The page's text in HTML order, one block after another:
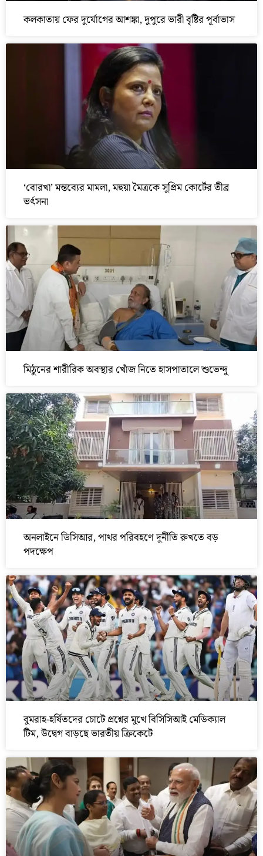
কলকাতায় ফের দুর্যোগের আশঙ্কা, দুপুরে ভারী বৃষ্টির পূর্বাভাস
‘বোরখা’ মন্তব্যের মামলা, মহুয়া মৈত্রকে সুপ্রিম কোর্টের তীব্র
ভর্ৎসনা
মিঠুনের শারীরিক অবস্থার খোঁজ নিতে হাসপাতালে শুভেন্দু
অনলাইনে ডিসিআর, পাথর পরিবহণে দুর্নীতি রুখতে বড়
পদক্ষেপ
বুমরাহ-হর্ষিতদের চোটে প্রশ্নের মুখে বিসিসিআই মেডিক্যাল
টিম, উদ্বেগ বাড়ছে ভারতীয় ক্রিকেটে